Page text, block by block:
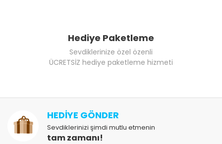
Hediye Paketleme
Sevdiklerinize özel özenli
ÜCRETSİZ hediye paketleme hizmeti
HEDİYE GÖNDER
Sevdiklerinizi şimdi mutlu etmenin
tam zamanı!